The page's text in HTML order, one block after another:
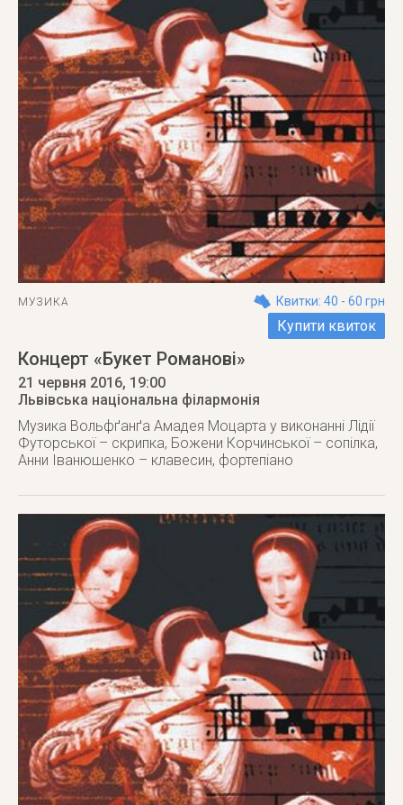
МУЗИКА Квитки: 40 - 60 грн
Купити квиток
Концерт «Букет Романові»
21 червня 2016, 19:00
Львівська національна філармонія
Музика Вольфґанґа Амадея Моцарта у виконанні Лідії
Футорської – скрипка, Божени Корчинської – сопілка,
Анни Іванюшенко – клавесин, фортепіано